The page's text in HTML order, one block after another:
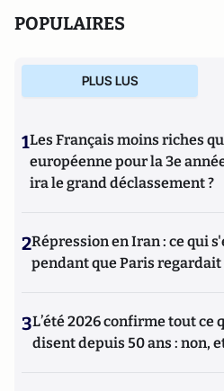
POPULAIRES
PLUS LUS
1Les Français moins riches
européenne pour la 3e
ira le grand déclassement ?
2Répression en Iran : ce qui
pendant que Paris
3L’été 2026 confirme tout ce
disent depuis 50 ans : non,